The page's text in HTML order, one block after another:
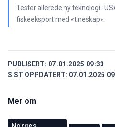
Tester allerede ny teknologi i
fiskeeksport med «tineskap».
PUBLISERT: 07.01.2025 09:33
SIST OPPDATERT: 07.01.2025
Mer om
Norges